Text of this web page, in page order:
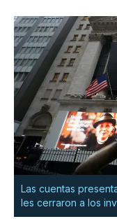
Las cuentas
les cerraron a los